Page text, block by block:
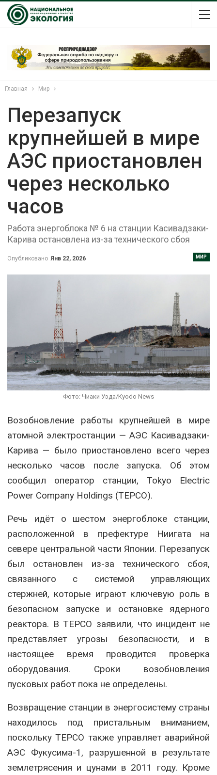
Главная Мир
Перезапуск
крупнейшей в мире
АЭС приостановлен
через несколько
часов
Работа энергоблока № 6 на станции Касивадзаки-
Карива остановлена из-за технического сбоя
МИР
Опубликовано Янв 22, 2026
Фото: Чиаки Уэда/Kyodo News
Возобновление работы крупнейшей в мире
атомной электростанции — АЭС Касивадзаки-
Карива — было приостановлено всего через
несколько часов после запуска. Об этом
сообщил оператор станции, Tokyo Electric
Power Company Holdings (TEPCO).
Речь идёт о шестом энергоблоке станции,
расположенной в префектуре Ниигата на
севере центральной части Японии. Перезапуск
был остановлен из-за технического сбоя,
связанного с системой управляющих
стержней, которые играют ключевую роль в
безопасном запуске и остановке ядерного
реактора. В TEPCO заявили, что инцидент не
представляет угрозы безопасности, и в
настоящее время проводится проверка
оборудования. Сроки возобновления
пусковых работ пока не определены.
Возвращение станции в энергосистему страны
находилось под пристальным вниманием,
поскольку TEPCO также управляет аварийной
АЭС Фукусима-1 , разрушенной в результате
землетрясения и цунами в 2011 году. Кроме